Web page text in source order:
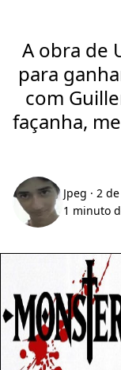
A obra de
para
com
façanha,
Jpeg · 2
1 minuto